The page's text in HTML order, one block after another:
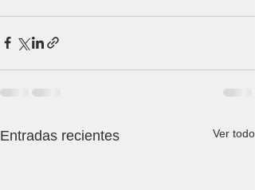
Entradas recientes Ver todo